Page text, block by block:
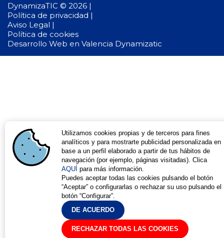
DynamizaTIC © 2026 |
Política de privacidad |
Aviso Legal |
Política de cookies
Desarrollo Web en Valencia Dynamizatic
Utilizamos cookies propias y de terceros para fines
analíticos y para mostrarte publicidad personalizada en
base a un perfil elaborado a partir de tus hábitos de
navegación (por ejemplo, páginas visitadas). Clica
AQUÍ para más información.
Puedes aceptar todas las cookies pulsando el botón
“Aceptar” o configurarlas o rechazar su uso pulsando el
botón “Configurar”.
DE ACUERDO
RECHAZAR TODAS LAS COOKIES